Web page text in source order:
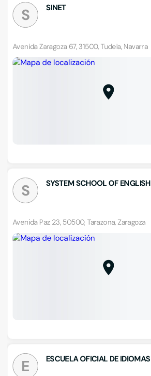
S SINET
Avenida Zaragoza 67, 31500, Tudela, Navarra
S SYSTEM SCHOOL OF ENGLISH
Avenida Paz 23, 50500, Tarazona, Zaragoza
E ESCUELA OFICIAL DE IDIOMAS